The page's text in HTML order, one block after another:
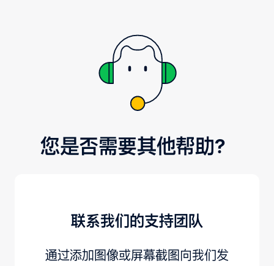
您是否需要其他帮助？
联系我们的支持团队
通过添加图像或屏幕截图向我们发